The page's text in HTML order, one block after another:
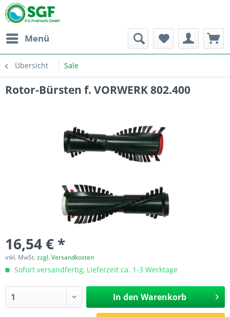
Menü
Übersicht Sale
Rotor-Bürsten f. VORWERK 802.400
16,54 € *
inkl. MwSt.zzgl. Versandkosten
Sofort versandfertig, Lieferzeit ca. 1-3 Werktage
In den Warenkorb